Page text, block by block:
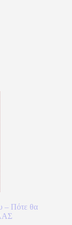
– Πότε θα